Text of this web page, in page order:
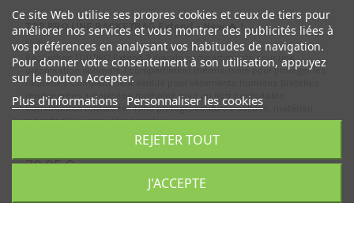
TOP PRO LINE RACKETBAG Extend - New 🔥 !
Racketbag TOP PRO Extend 3 grands compartiments pour une
organisation optimale 1 compartiment thermo-isolé pour protéger les
raquettes Compartiment ventilé pour vêtements humides Bretelles
rembourrées + poignées multiples pour un port confortable
Construction renforcée : fond protégé, coutures solides, matériau
robuste 👉 Le sac idéal pour les...
79,95 €
Ce site Web utilise ses propres cookies et ceux de tiers pour
améliorer nos services et vous montrer des publicités liées à
vos préférences en analysant vos habitudes de navigation.
Pour donner votre consentement à son utilisation, appuyez
sur le bouton Accepter.
Plus d'informations Personnaliser les cookies
REJETER TOUT
J'ACCEPTE